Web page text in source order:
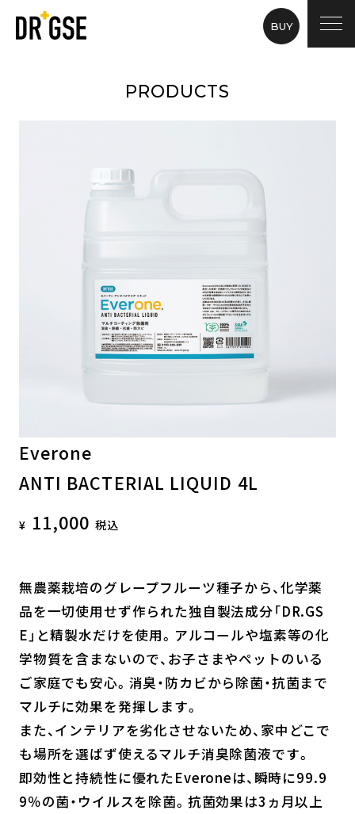
BUY
PRODUCTS
Everone
ANTI BACTERIAL LIQUID 4L
11,000 税込
無農薬栽培のグレープフルーツ種子から、化学薬
品を一切使用せず作られた独自製法成分「DR.GS
E」と精製水だけを使用。アルコールや塩素等の化
学物質を含まないので、お子さまやペットのいる
ご家庭でも安心。消臭・防カビから除菌・抗菌まで
マルチに効果を発揮します。
また、インテリアを劣化させないため、家中どこで
も場所を選ばず使えるマルチ消臭除菌液です。
即効性と持続性に優れたEveroneは、瞬時に99.9
9％の菌・ウイルスを除菌。抗菌効果は3ヵ月以上